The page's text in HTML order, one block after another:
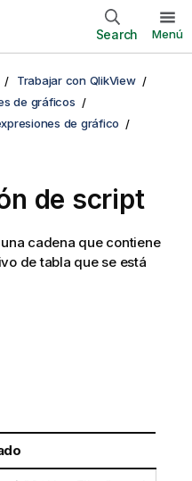
Search Menú
Trabajar con QlikView
de gráficos
de gráfico
de script
cadena que contiene
de tabla que se está